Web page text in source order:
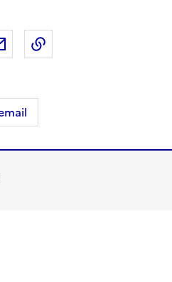
X (anciennement Twitter)
sur LinkedIn
Partager par email